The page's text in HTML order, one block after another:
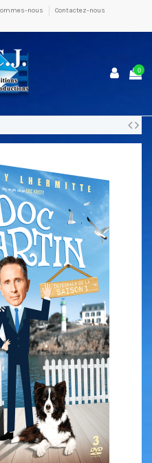
nous
Contactez-nous
0